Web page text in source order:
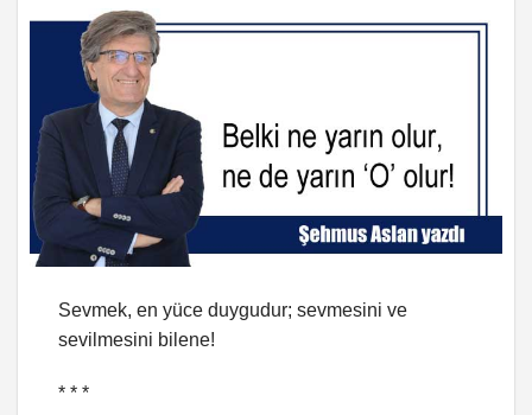
Sevmek, en yüce duygudur; sevmesini ve
sevilmesini bilene!
* * *